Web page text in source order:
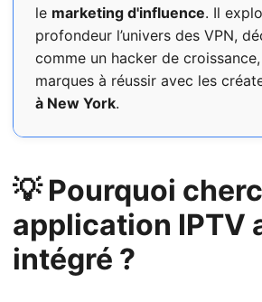
le marketing d'influence. Il
profondeur l’univers des VPN,
comme un hacker de
marques à réussir avec les
à New York.
💡 Pourquoi
application IPTV
intégré ?